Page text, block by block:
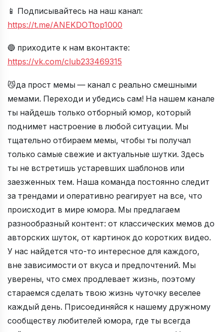
📱 Подписывайтесь на наш канал:
https://t.me/ANEKDOTtop1000
🔵 приходите к нам вконтакте:
https://vk.com/club233469315
😼да прост мемы — канал с реально смешными
мемами. Переходи и убедись сам! На нашем канале
ты найдешь только отборный юмор, который
поднимет настроение в любой ситуации. Мы
тщательно отбираем мемы, чтобы ты получал
только самые свежие и актуальные шутки. Здесь
ты не встретишь устаревших шаблонов или
заезженных тем. Наша команда постоянно следит
за трендами и оперативно реагирует на все, что
происходит в мире юмора. Мы предлагаем
разнообразный контент: от классических мемов до
авторских шуток, от картинок до коротких видео.
У нас найдется что-то интересное для каждого,
вне зависимости от вкуса и предпочтений. Мы
уверены, что смех продлевает жизнь, поэтому
стараемся сделать твою жизнь чуточку веселее
каждый день. Присоединяйся к нашему дружному
сообществу любителей юмора, где ты всегда